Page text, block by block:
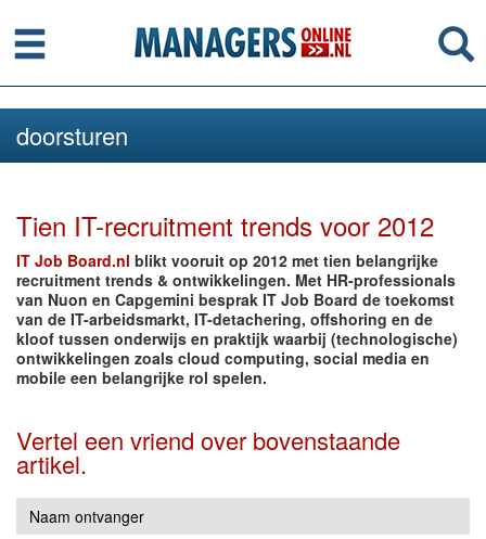
Menu
doorsturen
Tien IT-recruitment trends voor 2012
IT Job Board.nl blikt vooruit op 2012 met tien belangrijke
recruitment trends & ontwikkelingen. Met HR-professionals
van Nuon en Capgemini besprak IT Job Board de toekomst
van de IT-arbeidsmarkt, IT-detachering, offshoring en de
kloof tussen onderwijs en praktijk waarbij (technologische)
ontwikkelingen zoals cloud computing, social media en
mobile een belangrijke rol spelen.
Vertel een vriend over bovenstaande
artikel.